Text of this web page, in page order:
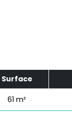
Surface
61 m²